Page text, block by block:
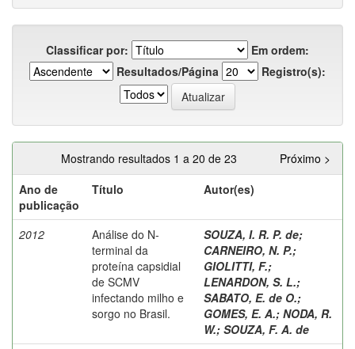
Classificar por:
Em ordem:
Resultados/Página
Registro(s):
Mostrando resultados 1 a 20 de 23
Próximo >
Ano de
publicação
Título Autor(es)
2012
Análise do N-
terminal da
proteína capsidial
de SCMV
infectando milho e
sorgo no Brasil.
SOUZA, I. R. P. de;
CARNEIRO, N. P.;
GIOLITTI, F.;
LENARDON, S. L.;
SABATO, E. de O.;
GOMES, E. A.; NODA, R.
W.; SOUZA, F. A. de